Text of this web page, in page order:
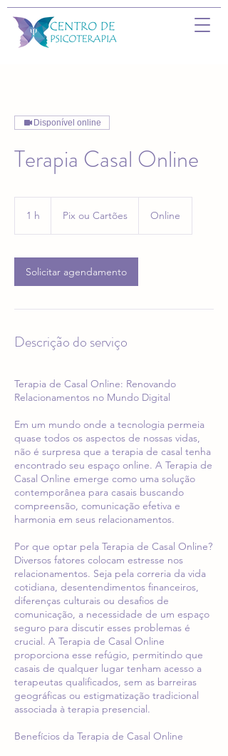
Disponível online
Terapia Casal Online
1 h
Cartões
Pix ou Cartões Online
Solicitar agendamento
Descrição do serviço
Terapia de Casal Online: Renovando
Relacionamentos no Mundo Digital
Em um mundo onde a tecnologia permeia
quase todos os aspectos de nossas vidas,
não é surpresa que a terapia de casal tenha
encontrado seu espaço online. A Terapia de
Casal Online emerge como uma solução
contemporânea para casais buscando
compreensão, comunicação efetiva e
harmonia em seus relacionamentos.
Por que optar pela Terapia de Casal Online?
Diversos fatores colocam estresse nos
relacionamentos. Seja pela correria da vida
cotidiana, desentendimentos financeiros,
diferenças culturais ou desafios de
comunicação, a necessidade de um espaço
seguro para discutir esses problemas é
crucial. A Terapia de Casal Online
proporciona esse refúgio, permitindo que
casais de qualquer lugar tenham acesso a
terapeutas qualificados, sem as barreiras
geográficas ou estigmatização tradicional
associada à terapia presencial.
Benefícios da Terapia de Casal Online